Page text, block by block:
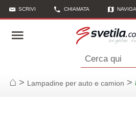
SCRIVI CHIAMATA
Cerca qui
Casa
> Lampadine per auto e camion >